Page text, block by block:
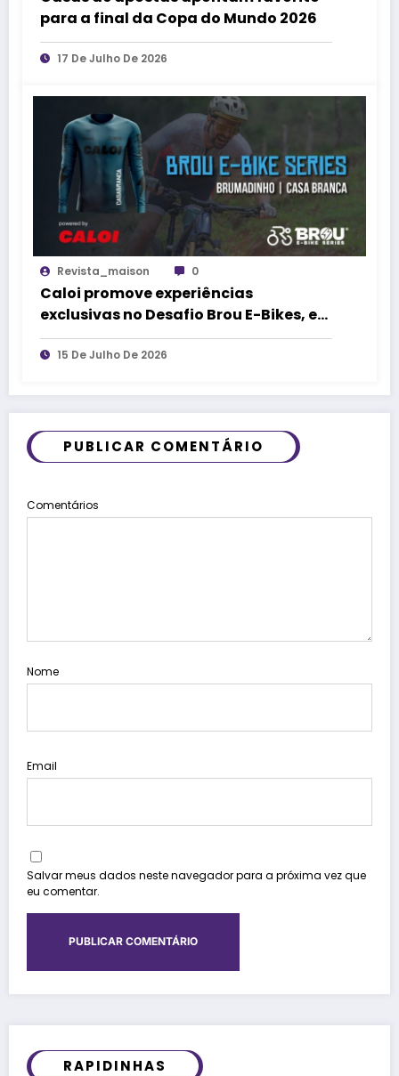
para a final da Copa do Mundo 2026
17 De Julho De 2026
Revista_maison 0
Caloi promove experiências
exclusivas no Desafio Brou E-Bikes, em
Casa Branca (MG)
15 De Julho De 2026
PUBLICAR COMENTÁRIO
Comentários
Nome
Email
Salvar meus dados neste navegador para a próxima vez que
eu comentar.
RAPIDINHAS